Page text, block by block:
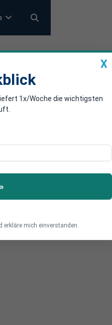
X
liefert 1x/Woche die wichtigsten
erkläre mich einverstanden.